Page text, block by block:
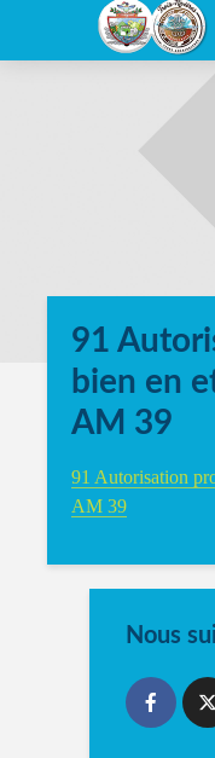
91
bien en
AM 39
91 Autorisation
AM 39
Nous